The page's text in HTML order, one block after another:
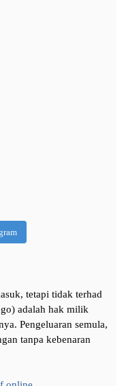
tetapi tidak terhad
adalah hak milik
Pengeluaran semula,
tanpa kebenaran